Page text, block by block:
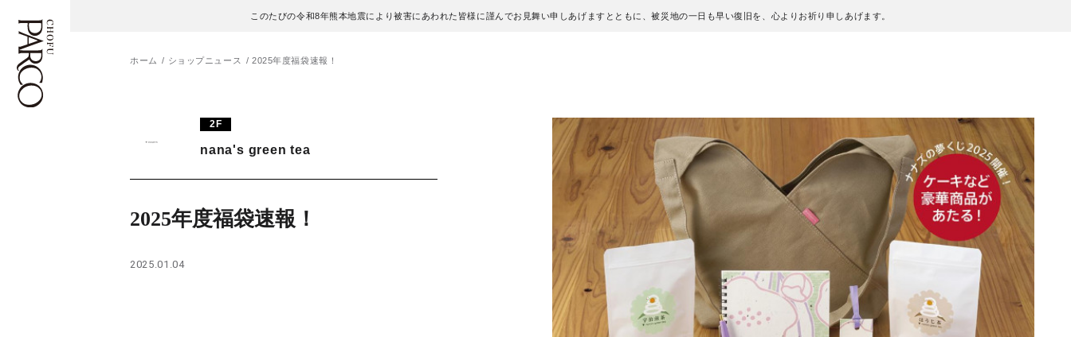
このたびの令和8年熊本地震により被害にあわれた皆様に謹んでお見舞い申しあげますとともに、被災地の一日も早い復旧を、心よりお祈り申しあげます。
施設案内・アクセス
ホーム ショップニュース 2025年度福袋速報！
2F
nana's green tea
2025年度福袋速報！
2025.01.04